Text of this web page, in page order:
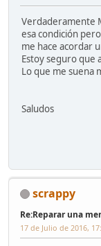
Verdaderamente
esa condición
me hace acordar
Estoy seguro que
Lo que me suena
Saludos
scrappy
Re:Reparar una
17 de Julio de 2016,